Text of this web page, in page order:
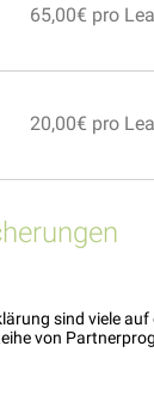
65,00€ pro
20,00€ pro
sind viele
von